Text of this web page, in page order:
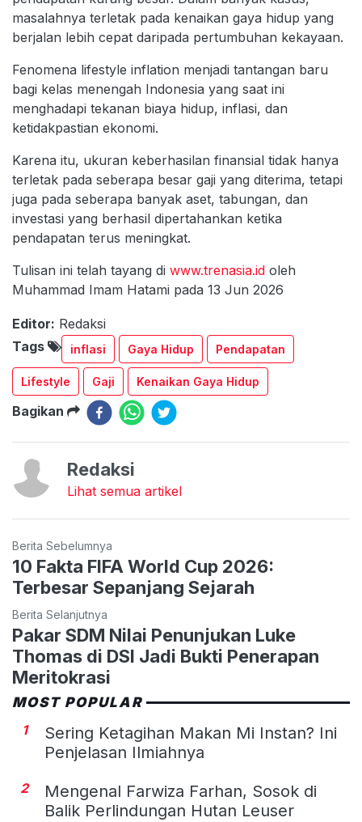
masalahnya terletak pada kenaikan gaya hidup yang
berjalan lebih cepat daripada pertumbuhan kekayaan.
Fenomena lifestyle inflation menjadi tantangan baru
bagi kelas menengah Indonesia yang saat ini
menghadapi tekanan biaya hidup, inflasi, dan
ketidakpastian ekonomi.
Karena itu, ukuran keberhasilan finansial tidak hanya
terletak pada seberapa besar gaji yang diterima, tetapi
juga pada seberapa banyak aset, tabungan, dan
investasi yang berhasil dipertahankan ketika
pendapatan terus meningkat.
Tulisan ini telah tayang di www.trenasia.id oleh
Muhammad Imam Hatami pada 13 Jun 2026
Editor: Redaksi
Tags
inflasi Gaya Hidup Pendapatan
Lifestyle Gaji Kenaikan Gaya Hidup
Bagikan
Redaksi
Lihat semua artikel
Berita Sebelumnya
10 Fakta FIFA World Cup 2026:
Terbesar Sepanjang Sejarah
Berita Selanjutnya
Pakar SDM Nilai Penunjukan Luke
Thomas di DSI Jadi Bukti Penerapan
Meritokrasi
MOST POPULAR
1
Sering Ketagihan Makan Mi Instan? Ini
Penjelasan Ilmiahnya
2
Mengenal Farwiza Farhan, Sosok di
Balik Perlindungan Hutan Leuser